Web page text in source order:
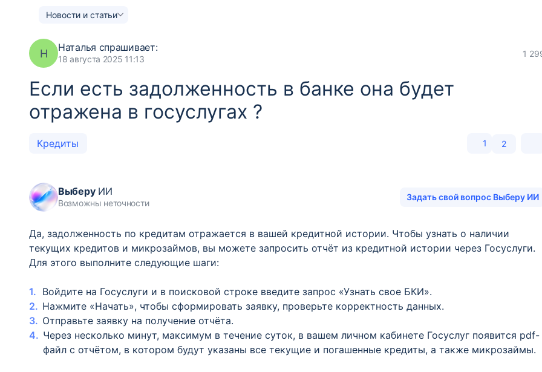
Новости и статьи
Н Наталья спрашивает:
18 августа 2025 11:13
1
Если есть задолженность в банке она будет
отражена в госуслугах ?
Кредиты 1 2
ВыберуИИ
Возможны неточности
Задать свой вопрос Выберу ИИ
Да, задолженность по кредитам отражается в вашей кредитной истории. Чтобы узнать о наличии
текущих кредитов и микрозаймов, вы можете запросить отчёт из кредитной истории через Госуслуги.
Для этого выполните следующие шаги:
Войдите на Госуслуги и в поисковой строке введите запрос «Узнать свое БКИ».
Нажмите «Начать», чтобы сформировать заявку, проверьте корректность данных.
Отправьте заявку на получение отчёта.
Через несколько минут, максимум в течение суток, в вашем личном кабинете Госуслуг появится pdf-
файл с отчётом, в котором будут указаны все текущие и погашенные кредиты, а также микрозаймы.